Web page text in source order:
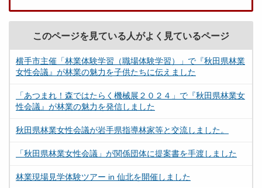
このページを見ている人がよく見ているページ
横手市主催「林業体験学習（職場体験学習）」で『秋田県林業
女性会議』が林業の魅力を子供たちに伝えました
「あつまれ！森ではたらく機械展２０２４」で『秋田県林業女
性会議』が林業の魅力を発信しました
秋田県林業女性会議が岩手県指導林家等と交流しました。
「秋田県林業女性会議」が関係団体に提案書を手渡しました
林業現場見学体験ツアー in 仙北を開催しました